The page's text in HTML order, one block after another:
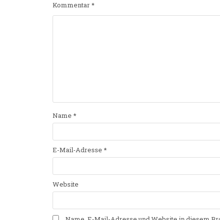
Kommentar*
Name *
E-Mail-Adresse *
Website